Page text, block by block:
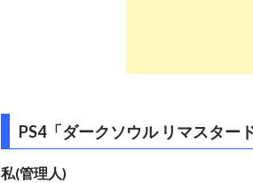
PS4「ダークソウル リマスター
私(管理人)